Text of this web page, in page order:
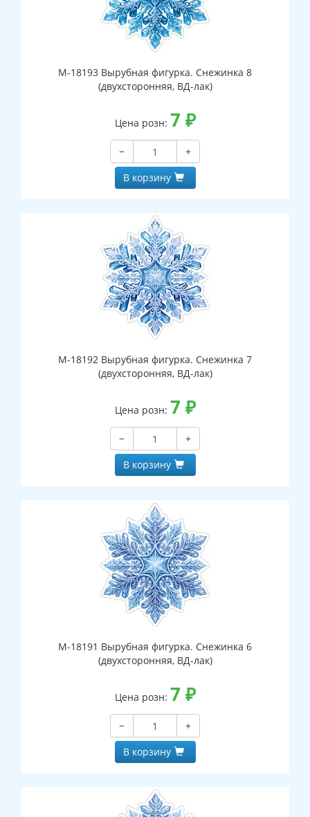
М-18193 Вырубная фигурка. Снежинка 8
(двухсторонняя, ВД-лак)
Цена розн: 7 ₽
−
+
В корзину
М-18192 Вырубная фигурка. Снежинка 7
(двухсторонняя, ВД-лак)
Цена розн: 7 ₽
−
+
В корзину
М-18191 Вырубная фигурка. Снежинка 6
(двухсторонняя, ВД-лак)
Цена розн: 7 ₽
−
+
В корзину